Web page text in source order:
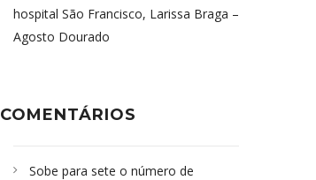
hospital São Francisco, Larissa Braga –
Agosto Dourado
COMENTÁRIOS
Sobe para sete o número de